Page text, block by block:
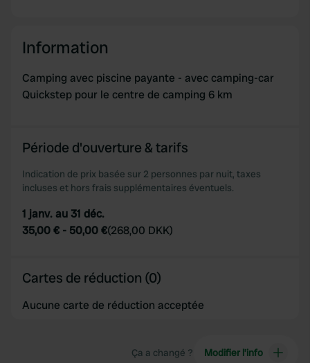
Information
Camping avec piscine payante - avec camping-car
Quickstep pour le centre de camping 6 km
Période d'ouverture & tarifs
Indication de prix basée sur 2 personnes par nuit, taxes
incluses et hors frais supplémentaires éventuels.
1 janv. au 31 déc.
35,00 € - 50,00 €(268,00 DKK)
Cartes de réduction (0)
Aucune carte de réduction acceptée
Ça a changé ? Modifier l’info